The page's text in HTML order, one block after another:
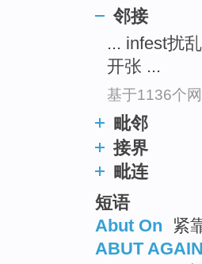
邻接
... infest扰
开张 ...
基于1136个
毗邻
接界
毗连
短语
Abut On
紧
ABUT